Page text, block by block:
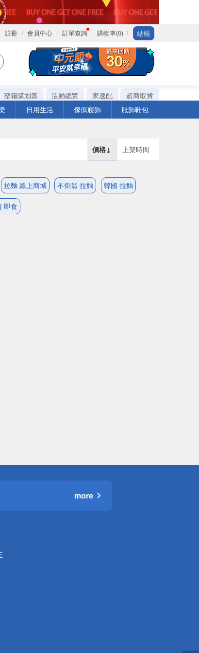
註冊 會員中心 訂單查詢 購物車(0) 結帳
整箱購划算 活動總覽 家速配
超商取貨
日用生活 傢俱寢飾 服飾鞋包
價格↓ 上架時間
拉麵 線上商城 不倒翁 拉麵 韓國 拉麵
即食
more